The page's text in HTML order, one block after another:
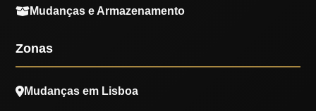
Mudanças e Armazenamento
Zonas
Mudanças em Lisboa